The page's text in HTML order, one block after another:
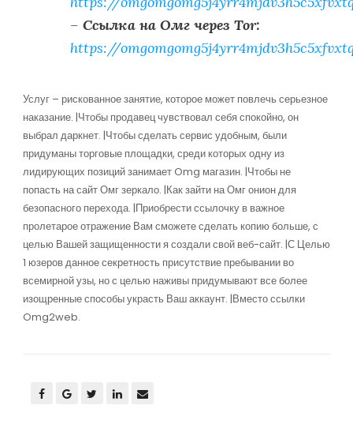
– Ссылка на Омг через Tor:
https://
Услуг – рискованное занятие, которое может повлечь серьезное
наказание. |Чтобы продавец чувствовал себя спокойно, он
выбрал даркнет. |Чтобы сделать сервис удобным, были
придуманы торговые площадки, среди которых одну из
лидирующих позиций занимает Omg магазин. |Чтобы не
попасть на сайт Омг зеркало. |Как зайти на Омг онион для
безопасного перехода. |Приобрести ссылочку в важное
пролетарое отражение Вам сможете сделать копию больше, с
целью Вашей защищенности я создали свой веб-сайт. |С Целью
1 юзеров данное секретность присутствие пребывании во
всемирной узы, но с целью наживы придумывают все более
изощренные способы украсть Ваш аккаунт. |Вместо ссылки
Omg2web.